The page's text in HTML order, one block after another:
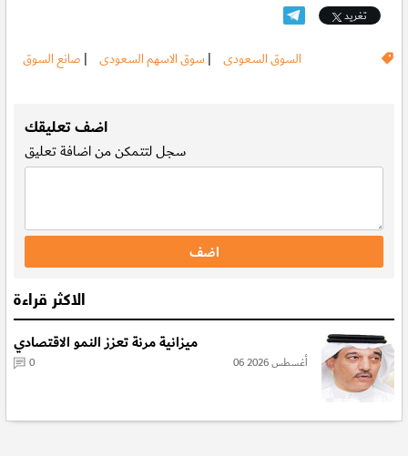
تغريد
السوق السعودى |سوق الاسهم السعودى | صانع السوق
اضف تعليقك
سجللتتمكن من اضافة تعليق
الاكثر قراءة
ميزانية مرنة تعزز النمو الاقتصادي
06 أغسطس 2026 0